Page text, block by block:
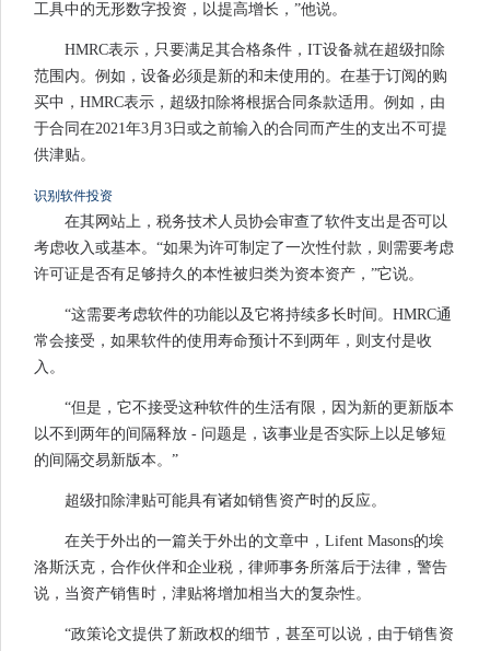
工具中的无形数字投资，以提高增长，”他说。
HMRC表示，只要满足其合格条件，IT设备就在超级扣除
范围内。例如，设备必须是新的和未使用的。在基于订阅的购
买中，HMRC表示，超级扣除将根据合同条款适用。例如，由
于合同在2021年3月3日或之前输入的合同而产生的支出不可提
供津贴。
识别软件投资
在其网站上，税务技术人员协会审查了软件支出是否可以
考虑收入或基本。“如果为许可制定了一次性付款，则需要考虑
许可证是否有足够持久的本性被归类为资本资产，”它说。
“这需要考虑软件的功能以及它将持续多长时间。HMRC通
常会接受，如果软件的使用寿命预计不到两年，则支付是收
入。
“但是，它不接受这种软件的生活有限，因为新的更新版本
以不到两年的间隔释放 - 问题是，该事业是否实际上以足够短
的间隔交易新版本。”
超级扣除津贴可能具有诸如销售资产时的反应。
在关于外出的一篇关于外出的文章中，Lifent Masons的埃
洛斯沃克，合作伙伴和企业税，律师事务所落后于法律，警告
说，当资产销售时，津贴将增加相当大的复杂性。
“政策论文提供了新政权的细节，甚至可以说，由于销售资